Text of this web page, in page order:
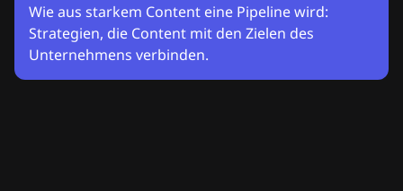
Wie aus starkem Content eine Pipeline wird:
Strategien, die Content mit den Zielen des
Unternehmens verbinden.